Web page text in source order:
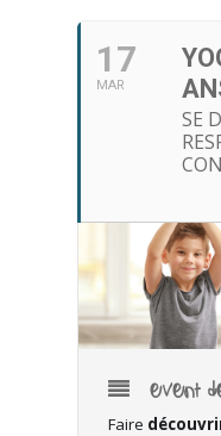
17
MAR
SE
EVENT
Faire